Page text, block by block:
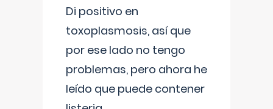
Di positivo en
toxoplasmosis, así que
por ese lado no tengo
problemas, pero ahora he
leído que puede contener